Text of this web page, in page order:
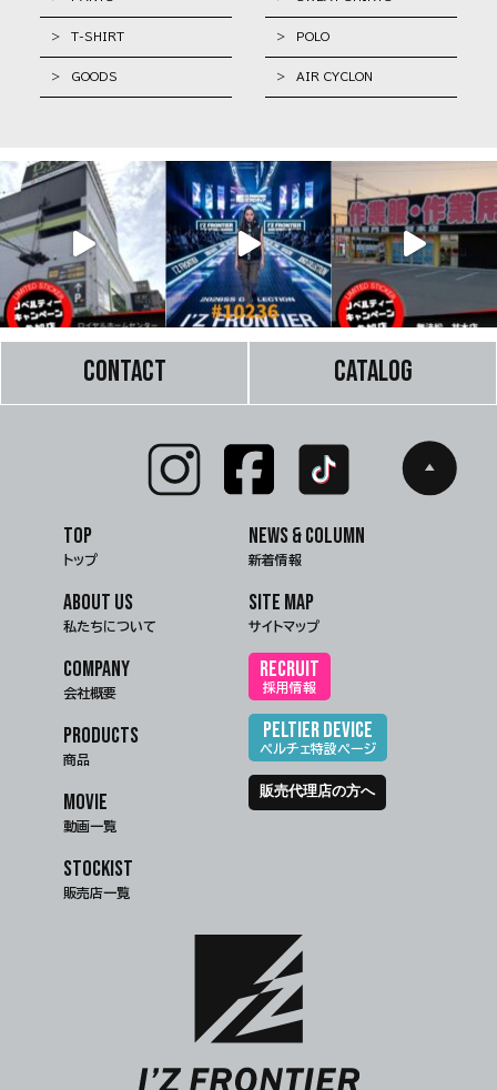
> T-SHIRT > POLO
> GOODS > AIR CYCLON
CONTACT CATALOG
TOP
トップ
ABOUT US
私たちについて
COMPANY
会社概要
PRODUCTS
商品
MOVIE
動画一覧
STOCKIST
販売店一覧
NEWS & COLUMN
新着情報
SITE MAP
サイトマップ
RECRUIT
採用情報
PELTIER DEVICE
ペルチェ特設ページ
販売代理店の方へ